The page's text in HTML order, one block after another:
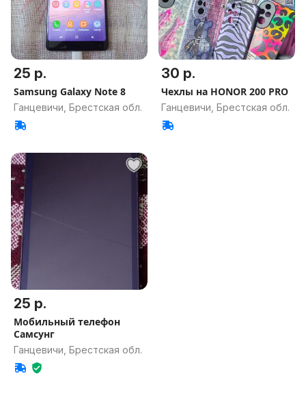
25 р.
Samsung Galaxy Note 8
Ганцевичи, Брестская обл.
30 р.
Чехлы на HONOR 200 PRO
Ганцевичи, Брестская обл.
25 р.
Мобильный телефон
Самсунг
Ганцевичи, Брестская обл.